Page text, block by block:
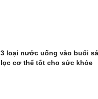
3 loại nước uống vào buổi
lọc cơ thể tốt cho sức khỏe